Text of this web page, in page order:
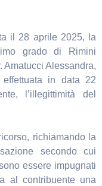
il 28 aprile 2025, la
grado di Rimini
Amatucci Alessandra,
in data 22
l’illegittimità del
richiamando la
secondo cui
essere impugnati
al contribuente una